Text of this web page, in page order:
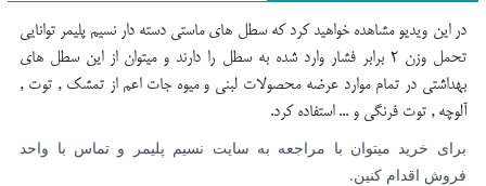
در این ویدیو مشاهده خواهید کرد که سطل های ماستی دسته دار نسیم پلیمر توانایی
تحمل وزن 2 برابر فشار وارد شده به سطل را دارند و میتوان از این سطل های
بهداشتی در تمام موارد عرضه محصولات لبنی و میوه جات اعم از تمشک , توت ,
آلوچه , توت فرنگی و ... استفاده کرد.
برای خرید میتوان با مراجعه به سایت نسیم پلیمر و تماس با واحد
فروش اقدام کنین.